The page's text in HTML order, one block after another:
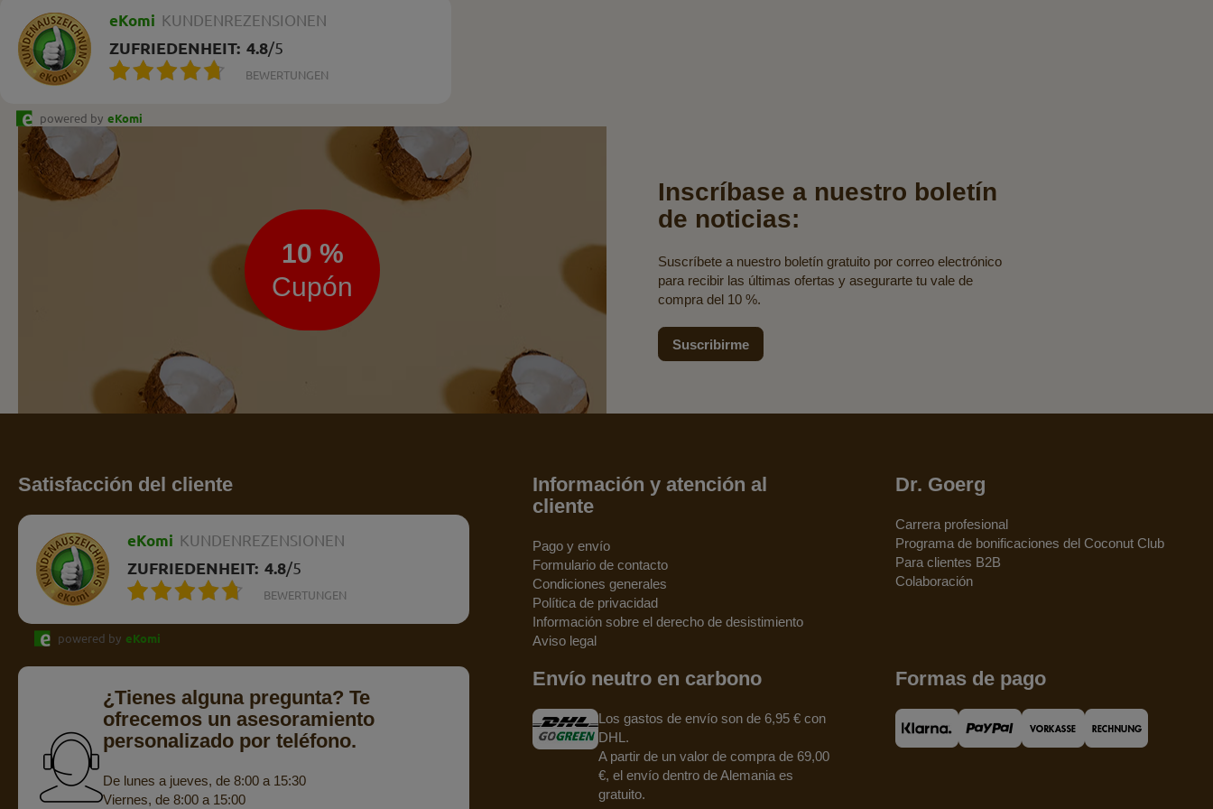
eKomi KUNDENREZENSIONEN
ZUFRIEDENHEIT: 4.8/5
BEWERTUNGEN
powered by eKomi
Boletín
noticias
10 %
Cupón
Inscríbase a nuestro boletín
de noticias:
Suscríbete a nuestro boletín gratuito por correo electrónico
para recibir las últimas ofertas y asegurarte tu vale de
compra del 10 %.
Suscribirme
Satisfacción del cliente
eKomi KUNDENREZENSIONEN
ZUFRIEDENHEIT: 4.8/5
BEWERTUNGEN
powered by eKomi
¿Tienes alguna pregunta? Te
ofrecemos un asesoramiento
personalizado por teléfono.
De lunes a jueves, de 8:00 a 15:30
Viernes, de 8:00 a 15:00
Información y atención al
cliente
Pago y envío
Formulario de contacto
Condiciones generales
Política de privacidad
Información sobre el derecho de desistimiento
Aviso legal
Dr. Goerg
Carrera profesional
Programa de bonificaciones del Coconut Club
Para clientes B2B
Colaboración
Envío neutro en carbono
Los gastos de envío son de 6,95 € con
DHL.
A partir de un valor de compra de 69,00
€, el envío dentro de Alemania es
gratuito.
Formas de pago